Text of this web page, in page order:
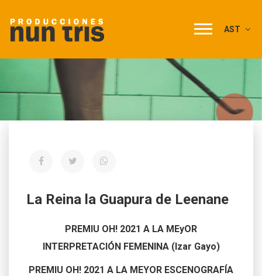
AST
La Reina la Guapura de Leenane
PREMIU OH! 2021 A LA MEyOR
INTERPRETACIÓN FEMENINA (Izar Gayo)
PREMIU OH! 2021 A LA MEYOR ESCENOGRAFÍA